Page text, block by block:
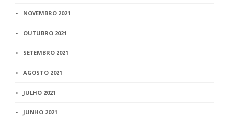
NOVEMBRO 2021
OUTUBRO 2021
SETEMBRO 2021
AGOSTO 2021
JULHO 2021
JUNHO 2021